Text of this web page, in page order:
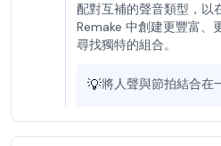
配對互補的聲音類型，以
Remake 中創建更豐富、
尋找獨特的組合。
💡將人聲與節拍結合在